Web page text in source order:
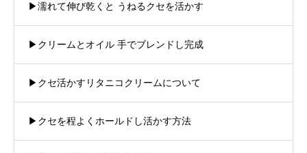
▶︎濡れて伸び乾くと うねるクセを活かす
▶︎クリームとオイル 手でブレンドし完成
▶︎クセ活かすリタニコクリームについて
▶︎クセを程よくホールドし活かす方法